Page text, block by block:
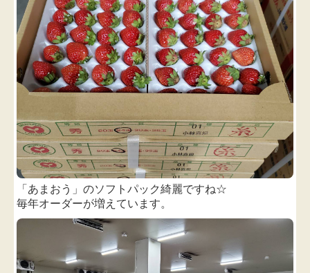
「あまおう」のソフトパック綺麗ですね☆
毎年オーダーが増えています。